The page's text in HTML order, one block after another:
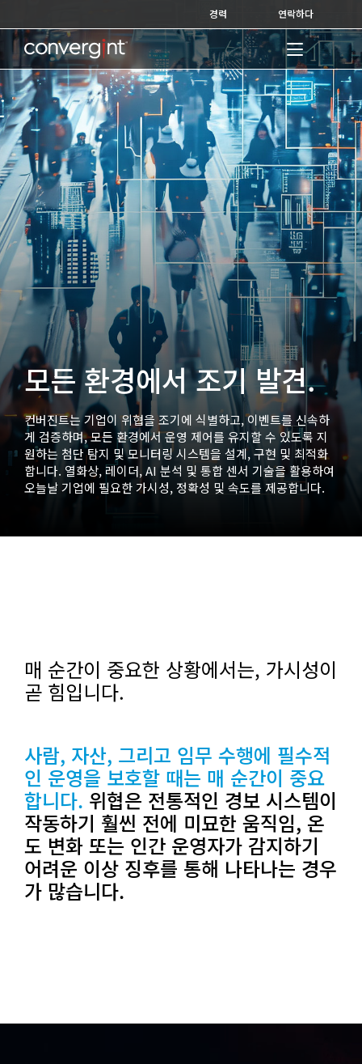
to
content
경력 연락하다
Home
모든 환경에서 조기 발견.
컨버진트는 기업이 위협을 조기에 식별하고, 이벤트를 신속하
게 검증하며, 모든 환경에서 운영 제어를 유지할 수 있도록 지
원하는 첨단 탐지 및 모니터링 시스템을 설계, 구현 및 최적화
합니다. 열화상, 레이더, AI 분석 및 통합 센서 기술을 활용하여
오늘날 기업에 ​​필요한 가시성, 정확성 및 속도를 제공합니다.
매 순간이 중요한 상황에서는, 가시성이
곧 힘입니다.
사람, 자산, 그리고 임무 수행에 필수적
인 운영을 보호할 때는 매 순간이 중요
합니다. 위협은 전통적인 경보 시스템이
작동하기 훨씬 전에 미묘한 움직임, 온
도 변화 또는 인간 운영자가 감지하기
어려운 이상 징후를 통해 나타나는 경우
가 많습니다.